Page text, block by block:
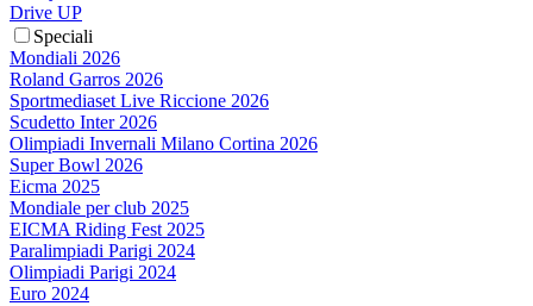
Drive UP
Speciali
Mondiali 2026
Roland Garros 2026
Sportmediaset Live Riccione 2026
Scudetto Inter 2026
Olimpiadi Invernali Milano Cortina 2026
Super Bowl 2026
Eicma 2025
Mondiale per club 2025
EICMA Riding Fest 2025
Paralimpiadi Parigi 2024
Olimpiadi Parigi 2024
Euro 2024